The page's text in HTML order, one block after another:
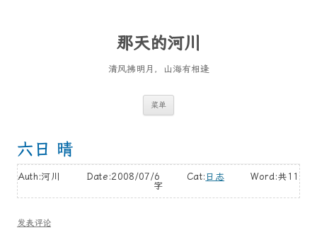
那天的河川
清风拂明月，山海有相逢
菜单
六日 晴
Auth:河川 Date:2008/07/6 Cat: 日志 Word:共11
字
发表评论